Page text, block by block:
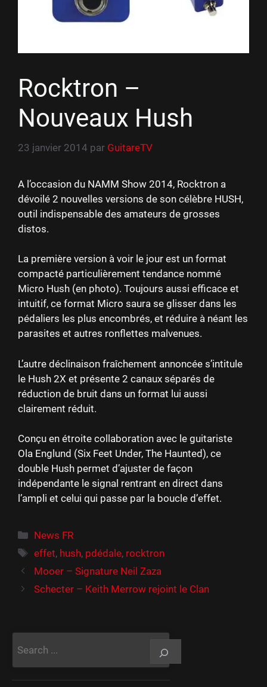
Rocktron –
Nouveaux Hush
23 janvier 2014 par GuitareTV
A l’occasion du NAMM Show 2014, Rocktron a
dévoilé 2 nouvelles versions de son célèbre HUSH,
outil indispensable des amateurs de grosses
distos.
La première version à voir le jour est un format
compacté particulièrement tendance nommé
Micro Hush (en photo). Toujours aussi efficace et
intuitif, ce format Micro saura se glisser dans les
pédaliers les plus encombrés, et réduire à néant les
parasites et autres ronflettes malvenues.
L’autre déclinaison fraîchement annoncée s’intitule
le Hush 2X et présente 2 canaux séparés de
réduction de bruit dans un format lui aussi
clairement réduit.
Conçu en étroite collaboration avec le guitariste
Ola Englund (Six Feet Under, The Haunted), ce
double Hush permet d’ajuster de façon
indépendante le signal rentrant en direct dans
l’ampli et celui qui passe par la boucle d’effet.
Catégories
News FR
Étiquettes
effet, hush, pdédale, rocktron
Mooer – Signature Neil Zaza
Schecter – Keith Merrow rejoint le Clan